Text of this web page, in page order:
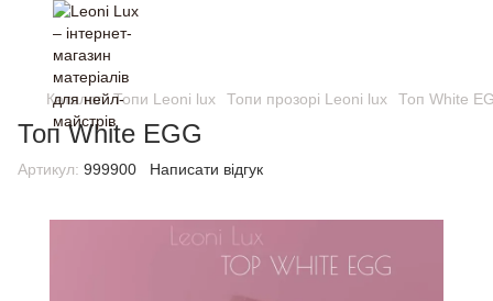
Каталог Топи Leoni lux Топи прозорі Leoni lux Топ White
Топ White EGG
Артикул: 999900 Написати відгук